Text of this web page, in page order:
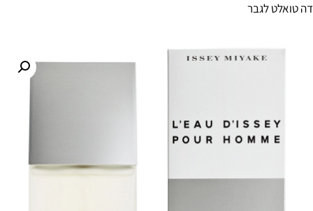
דה טואלט לגבר